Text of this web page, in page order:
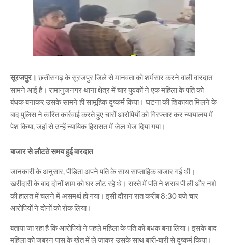
सूरजपुर। छत्तीसगढ़ के सूरजपुर जिले से मानवता को शर्मसार करने वाली वारदात
सामने आई है। रामानुजनगर थाना क्षेत्र में चार युवकों ने एक महिला के पति को
बंधक बनाकर उसके सामने ही सामूहिक दुष्कर्म किया। घटना की शिकायत मिलने के
बाद पुलिस ने त्वरित कार्रवाई करते हुए चारों आरोपियों को गिरफ्तार कर न्यायालय में
पेश किया, जहां से उन्हें न्यायिक हिरासत में जेल भेज दिया गया।
बाजार से लौटते समय हुई वारदात
जानकारी के अनुसार, पीड़िता अपने पति के साथ साप्ताहिक बाजार गई थी।
खरीदारी के बाद दोनों शाम को घर लौट रहे थे। रास्ते में पति ने शराब पी ली और नशे
की हालत में चलने में असमर्थ हो गया। इसी दौरान रात करीब 8:30 बजे चार
आरोपियों ने दोनों को रोक लिया।
बताया जा रहा है कि आरोपियों ने पहले महिला के पति को बंधक बना लिया। इसके बाद
महिला को जबरन पास के खेत में ले जाकर उसके साथ बारी-बारी से दुष्कर्म किया।